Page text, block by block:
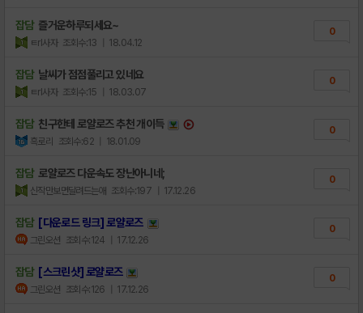
잡담 즐거운하루되세요~
ㅌrl사자 조회수:13 | 18.04.12
0
잡담 날씨가 점점풀리고 있네요
ㅌrl사자 조회수:15 | 18.03.07
0
잡담 친구한테 로얄로즈 추천 개이득
흑로리 조회수:62 | 18.01.09
0
잡담 로얄로즈 다운속도 장난아니네;
신작만보면달려드는애 조회수:197 | 17.12.26
0
잡담 [다운로드 링크] 로얄로즈
그린오션 조회수:124 | 17.12.26
0
잡담 [스크린샷] 로얄로즈
그린오션 조회수:126 | 17.12.26
0